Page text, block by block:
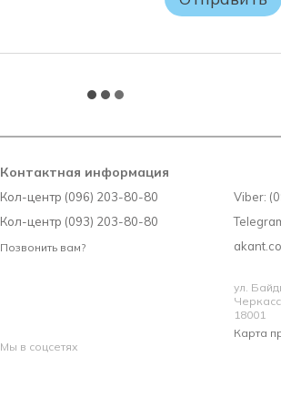
заводской упаковки
Контактная информация
Кол-центр (096) 203-80-80
Кол-центр (093) 203-80-80
Позвонить вам?
Viber:
ул.
18001
Карта
Мы в соцсетях